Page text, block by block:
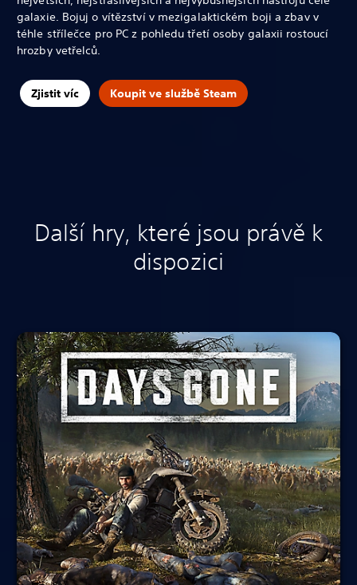
galaxie. Bojuj o vítězství v mezigalaktickém boji a zbav v
téhle střílečce pro PC z pohledu třetí osoby galaxii rostoucí
hrozby vetřelců.
Zjistit víc Koupit ve službě Steam
Další hry, které jsou právě k
dispozici